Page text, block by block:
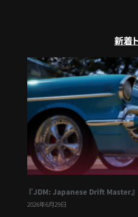
新着
『JDM: Japanese Drift Master』
2026年6月29日